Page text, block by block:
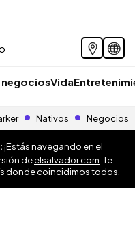
negociosVida
Nativos Negocios
¡Estás navegando en el
deelsalvador.com . Te
donde coincidimos todos.